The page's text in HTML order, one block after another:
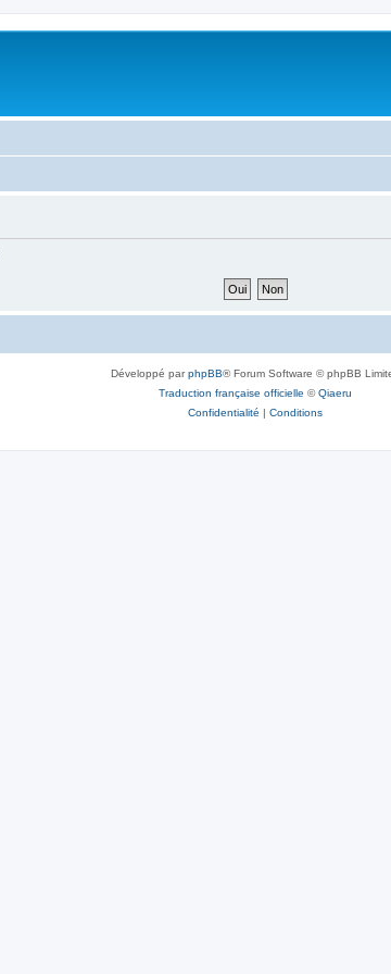
Développé parphpBB® Forum Software © phpBB
Traduction française officielle ©Qiaeru
Confidentialité | Conditions